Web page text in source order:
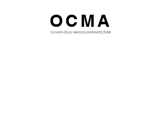
OCMA
OLIVIER CELSI MAISON D'ARCHITECTURE